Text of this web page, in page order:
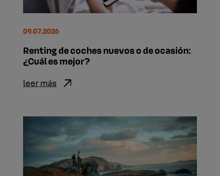
Renting de coches nuevos o de ocasión:
¿Cuál es mejor?
09.07.2026
leer más